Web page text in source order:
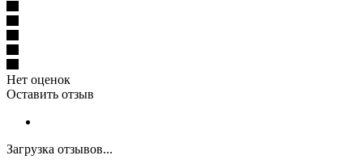
Нет оценок
Оставить отзыв
Загрузка отзывов...